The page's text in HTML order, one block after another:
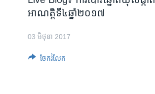
កម្មវិធីទាំងអស់
អាណត្តិទី៤ឆ្នាំ២០១៧
03 មិថុនា 2017
ចែករំលែក